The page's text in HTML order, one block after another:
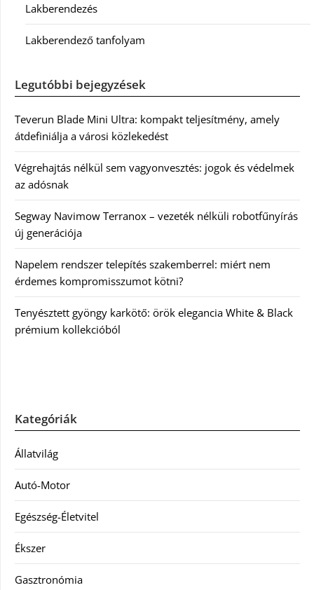
Lakberendezés
Lakberendező tanfolyam
Legutóbbi bejegyzések
Teverun Blade Mini Ultra: kompakt teljesítmény, amely
átdefiniálja a városi közlekedést
Végrehajtás nélkül sem vagyonvesztés: jogok és védelmek
az adósnak
Segway Navimow Terranox – vezeték nélküli robotfűnyírás
új generációja
Napelem rendszer telepítés szakemberrel: miért nem
érdemes kompromisszumot kötni?
Tenyésztett gyöngy karkötő: örök elegancia White & Black
prémium kollekcióból
Kategóriák
Állatvilág
Autó-Motor
Egészség-Életvitel
Ékszer
Gasztronómia